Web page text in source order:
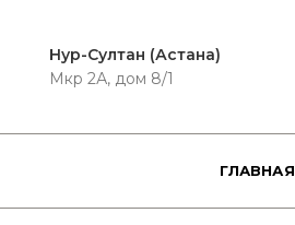
Нур-Султан (Астана)
Мкр 2А, дом 8/1
ГЛАВНАЯ